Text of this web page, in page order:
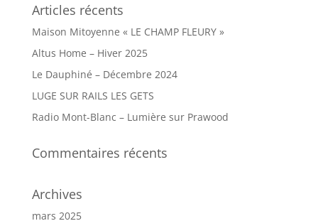
Articles récents
Maison Mitoyenne « LE CHAMP FLEURY »
Altus Home – Hiver 2025
Le Dauphiné – Décembre 2024
LUGE SUR RAILS LES GETS
Radio Mont-Blanc – Lumière sur Prawood
Commentaires récents
Archives
mars 2025